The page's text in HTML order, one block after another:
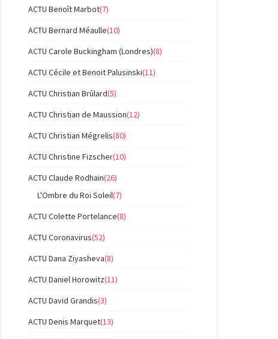
ACTU Benoît Marbot(7)
ACTU Bernard Méaulle(10)
ACTU Carole Buckingham (Londres)(8)
ACTU Cécile et Benoit Palusinski(11)
ACTU Christian Brûlard(5)
ACTU Christian de Maussion(12)
ACTU Christian Mégrelis(80)
ACTU Christine Fizscher(10)
ACTU Claude Rodhain(26)
L'Ombre du Roi Soleil(7)
ACTU Colette Portelance(8)
ACTU Coronavirus(52)
ACTU Dana Ziyasheva(8)
ACTU Daniel Horowitz(11)
ACTU David Grandis(3)
ACTU Denis Marquet(13)